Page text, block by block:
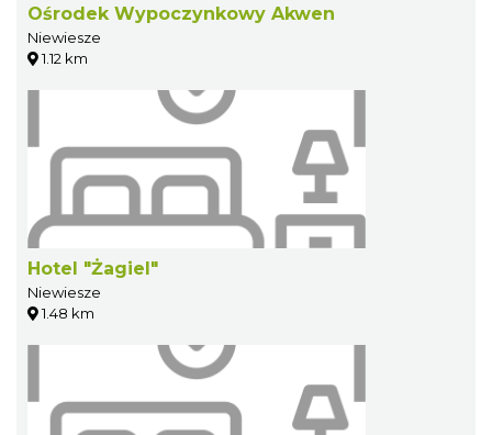
Ośrodek Wypoczynkowy Akwen
Niewiesze
1.12 km
Hotel "Żagiel"
Niewiesze
1.48 km